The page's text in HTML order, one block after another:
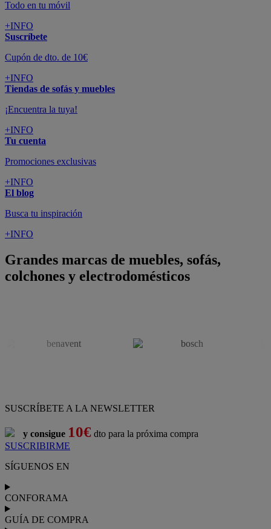
Todo en tu móvil
+INFO
Suscríbete
Cupón de dto. de 10€
+INFO
Tiendas de sofás y muebles
¡Encuentra la tuya!
+INFO
Tu cuenta
Promociones exclusivas
+INFO
El blog
Busca tu inspiración
+INFO
Grandes marcas de muebles, sofás,
colchones y electrodomésticos
SUSCRÍBETE A LA NEWSLETTER
y consigue 10€ dto para la próxima compra
SUSCRIBIRME
SÍGUENOS EN
CONFORAMA
GUÍA DE COMPRA